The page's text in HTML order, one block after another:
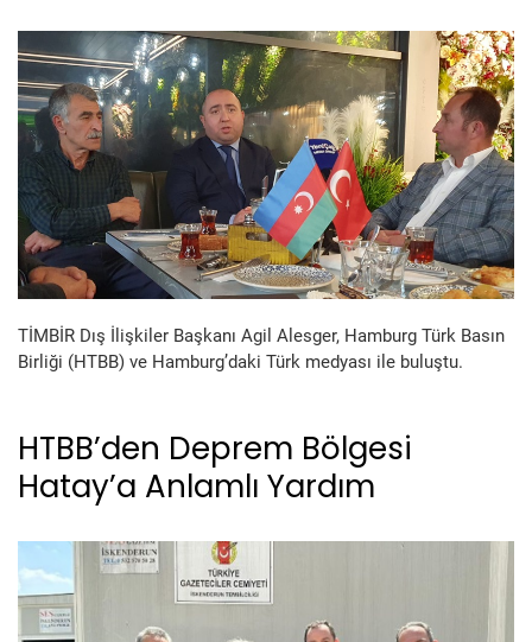
TİMBİR Dış İlişkiler Başkanı Agil Alesger, Hamburg Türk Basın
Birliği (HTBB) ve Hamburg’daki Türk medyası ile buluştu.
HTBB’den Deprem Bölgesi
Hatay’a Anlamlı Yardım